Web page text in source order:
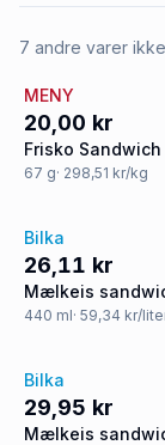
7 andre varer
MENY
20,00 kr
Frisko Sandwich
67 g· 298,51 kr/kg
Bilka
26,11 kr
Mælkeis
440 ml· 59,34 kr/
Bilka
29,95 kr
Mælkeis